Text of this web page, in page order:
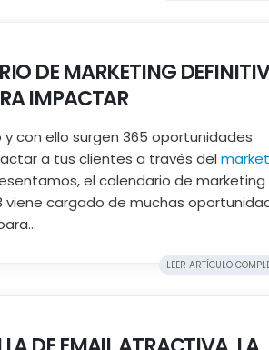
DE MARKETING
IMPACTAR
con ello surgen 365 oportunidades
a tus clientes a través del
el calendario de marketing
viene cargado de muchas
LEER ARTÍCULO